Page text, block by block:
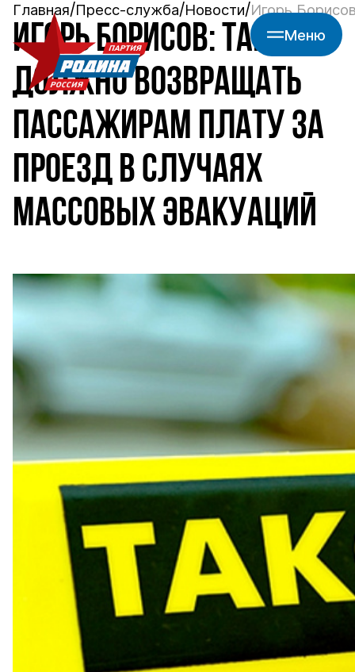
Меню
Главная Пресс-служба Новости Игорь
ИГОРЬ БОРИСОВ: ТАКСИ
ДОЛЖНО ВОЗВРАЩАТЬ
ПАССАЖИРАМ ПЛАТУ ЗА
ПРОЕЗД В СЛУЧАЯХ
МАССОВЫХ ЭВАКУАЦИЙ